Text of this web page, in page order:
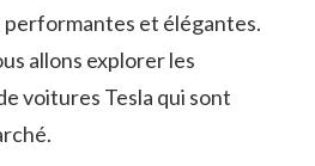
et élégantes.
allons explorer les
voitures Tesla qui sont